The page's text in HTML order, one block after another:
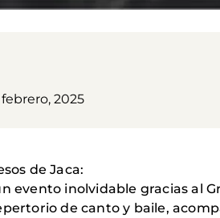
2025
de Jaca:
evento inolvidable gracias al
de canto y baile,